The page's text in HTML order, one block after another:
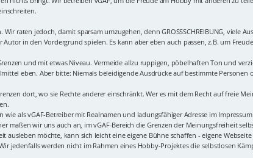
raten jedoch, damit sparsam umzugehen, denn GROSSSCHREIBUNG, viele
in den Vordergrund spielen. Es kann aber eben auch passen, z.B. um
und mit etwas Niveau. Vermeide allzu ruppigen, pöbelhaften Ton und
eben. Aber bitte: Niemals beleidigende Ausdrücke auf bestimmte
dort, wo sie Rechte anderer einschränkt. Wer es mit dem Recht auf freie
wie als vGAF-Betreiber mit Realnamen und ladungsfähiger Adresse im
maßen wir uns auch an, im vGAF-Bereich die Grenzen der Meinungsfreiheit
ausleben möchte, kann sich leicht eine eigene Bühne schaffen - eigene
jedenfalls werden nicht im Rahmen eines Hobby-Projektes die selbstlosen